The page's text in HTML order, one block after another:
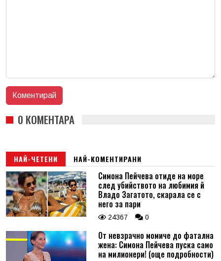
0 КОМЕНТАРА
НАЙ-ЧЕТЕНИ НАЙ-КОМЕНТИРАНИ
Симона Пейчева отиде на море
след убийството на любимия й
Владо Загатото, скарала се с
него за пари
24367 0
От невзрачно момиче до фатална
жена: Симона Пейчева пуска само
на милионери! (още подробности)